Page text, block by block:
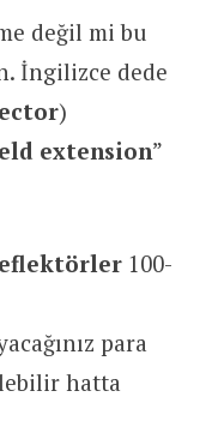
değil mi bu
İngilizce dede
)
extension”
100-
para
hatta